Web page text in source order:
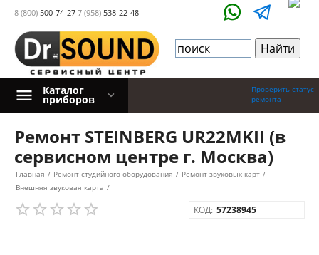
8 (800) 500-74-27 7 (958) 538-22-48
Проверить статус
ремонта
Каталог
приборов
Ремонт STEINBERG UR22MKII (в
сервисном центре г. Москва)
Главная / Ремонт студийного оборудования / Ремонт звуковых карт /
Внешняя звуковая карта /
КОД: 57238945